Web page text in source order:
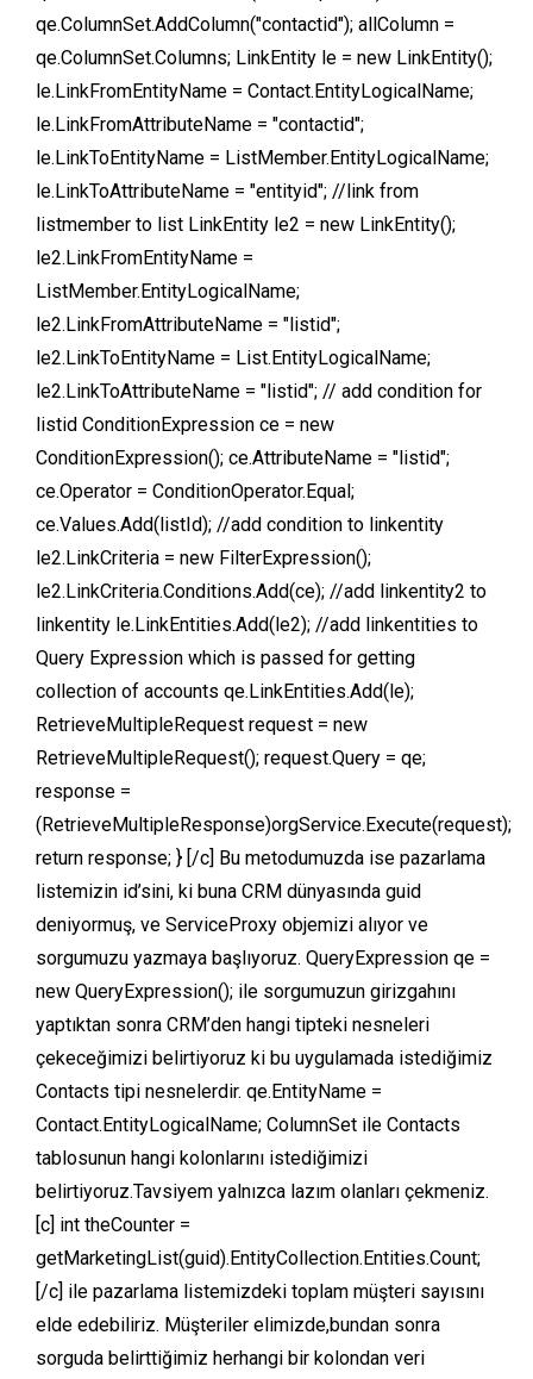
qe.ColumnSet.AddColumn("contactid"); allColumn =
qe.ColumnSet.Columns; LinkEntity le = new LinkEntity();
le.LinkFromEntityName = Contact.EntityLogicalName;
le.LinkFromAttributeName = "contactid";
le.LinkToEntityName = ListMember.EntityLogicalName;
le.LinkToAttributeName = "entityid"; //link from
listmember to list LinkEntity le2 = new LinkEntity();
le2.LinkFromEntityName =
ListMember.EntityLogicalName;
le2.LinkFromAttributeName = "listid";
le2.LinkToEntityName = List.EntityLogicalName;
le2.LinkToAttributeName = "listid"; // add condition for
listid ConditionExpression ce = new
ConditionExpression(); ce.AttributeName = "listid";
ce.Operator = ConditionOperator.Equal;
ce.Values.Add(listId); //add condition to linkentity
le2.LinkCriteria = new FilterExpression();
le2.LinkCriteria.Conditions.Add(ce); //add linkentity2 to
linkentity le.LinkEntities.Add(le2); //add linkentities to
Query Expression which is passed for getting
collection of accounts qe.LinkEntities.Add(le);
RetrieveMultipleRequest request = new
RetrieveMultipleRequest(); request.Query = qe;
response =
(RetrieveMultipleResponse)orgService.Execute(request);
return response; } [/c] Bu metodumuzda ise pazarlama
listemizin id’sini, ki buna CRM dünyasında guid
deniyormuş, ve ServiceProxy objemizi alıyor ve
sorgumuzu yazmaya başlıyoruz. QueryExpression qe =
new QueryExpression(); ile sorgumuzun girizgahını
yaptıktan sonra CRM’den hangi tipteki nesneleri
çekeceğimizi belirtiyoruz ki bu uygulamada istediğimiz
Contacts tipi nesnelerdir. qe.EntityName =
Contact.EntityLogicalName; ColumnSet ile Contacts
tablosunun hangi kolonlarını istediğimizi
belirtiyoruz.Tavsiyem yalnızca lazım olanları çekmeniz.
[c] int theCounter =
getMarketingList(guid).EntityCollection.Entities.Count;
[/c] ile pazarlama listemizdeki toplam müşteri sayısını
elde edebiliriz. Müşteriler elimizde,bundan sonra
sorguda belirttiğimiz herhangi bir kolondan veri